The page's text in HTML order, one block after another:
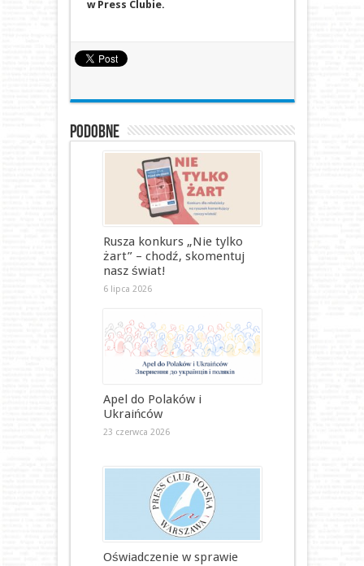
w Press Clubie.
Podobne
Rusza konkurs „Nie tylko
żart” – chodź, skomentuj
nasz świat!
6 lipca 2026
Apel do Polaków i
Ukraińców
23 czerwca 2026
Oświadczenie w sprawie